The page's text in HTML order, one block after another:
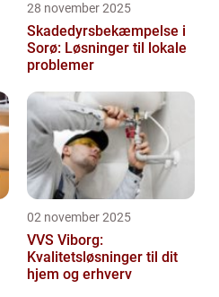
28 november 2025
Skadedyrsbekæmpelse i
Sorø: Løsninger til lokale
problemer
02 november 2025
VVS Viborg:
Kvalitetsløsninger til dit
hjem og erhverv